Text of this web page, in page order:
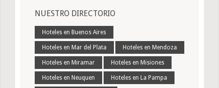
NUESTRO DIRECTORIO
Hoteles en Buenos Aires
Hoteles en Mar del Plata Hoteles en Mendoza
Hoteles en Miramar Hoteles en Misiones
Hoteles en Neuquen Hoteles en La Pampa